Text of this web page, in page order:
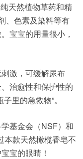
天然植物草药和精
、色素及染料等有
宝宝的用量很小，
激，可缓解尿布
治愈性和保护性的
里的急救物”。
基金会（NSF）和
本款天然橄榄香皂不
宝的眼睛！